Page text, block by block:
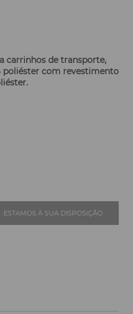
carrinhos de transporte,
poliéster com revestimento
ESTAMOS À SUA DISPOSIÇÃO